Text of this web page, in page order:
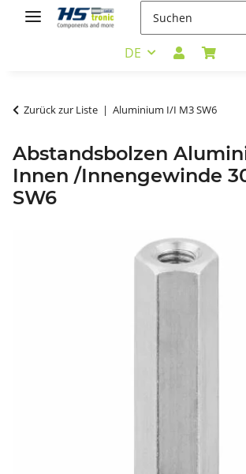
DE
Zurück zur Liste Aluminium I/I M3 SW6
Abstandsbolzen
Innen /Innengewinde
SW6